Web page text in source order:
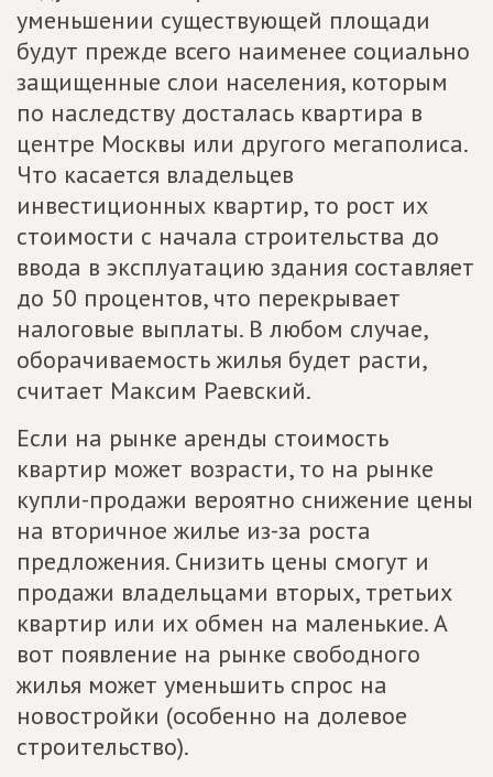
уменьшении существующей площади
будут прежде всего наименее социально
защищенные слои населения, которым
по наследству досталась квартира в
центре Москвы или другого мегаполиса.
Что касается владельцев
инвестиционных квартир, то рост их
стоимости с начала строительства до
ввода в эксплуатацию здания составляет
до 50 процентов, что перекрывает
налоговые выплаты. В любом случае,
оборачиваемость жилья будет расти,
считает Максим Раевский.
Если на рынке аренды стоимость
квартир может возрасти, то на рынке
купли-продажи вероятно снижение цены
на вторичное жилье из-за роста
предложения. Снизить цены смогут и
продажи владельцами вторых, третьих
квартир или их обмен на маленькие. А
вот появление на рынке свободного
жилья может уменьшить спрос на
новостройки (особенно на долевое
строительство).